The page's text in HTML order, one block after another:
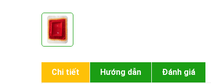
Chi tiết Hướng dẫn Đánh giá